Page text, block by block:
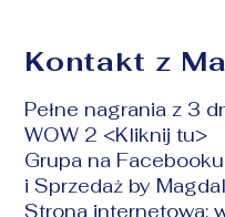
Kontakt z
Pełne nagrania z 3
WOW 2 <Kliknij tu>
Grupa na
i Sprzedaż by
Strona internetowa: